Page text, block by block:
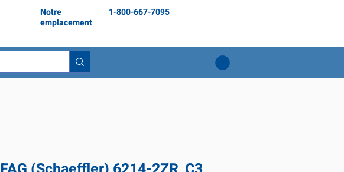
Notre
emplacement
1-800-667-7095